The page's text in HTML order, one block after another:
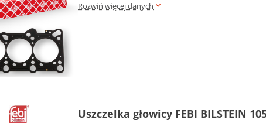
Rozwiń więcej danych
Uszczelka głowicy FEBI BILSTEIN